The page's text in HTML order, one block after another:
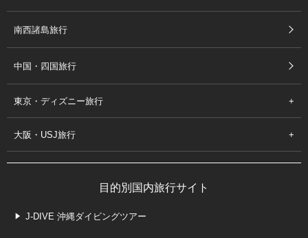
南西諸島旅行
中国・四国旅行
東京・ディズニー旅行
大阪・USJ旅行
目的別国内旅行サイト
J-DIVE 沖縄ダイビングツアー